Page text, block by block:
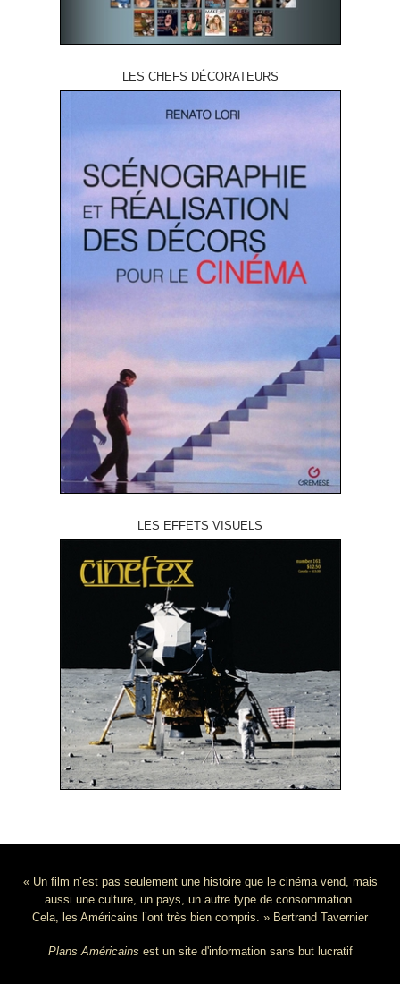
LES CHEFS DÉCORATEURS
LES EFFETS VISUELS
« Un film n’est pas seulement une histoire que le cinéma vend, mais
aussi une culture, un pays, un autre type de consommation.
Cela, les Américains l’ont très bien compris. » Bertrand Tavernier
Plans Américains est un site d'information sans but lucratif